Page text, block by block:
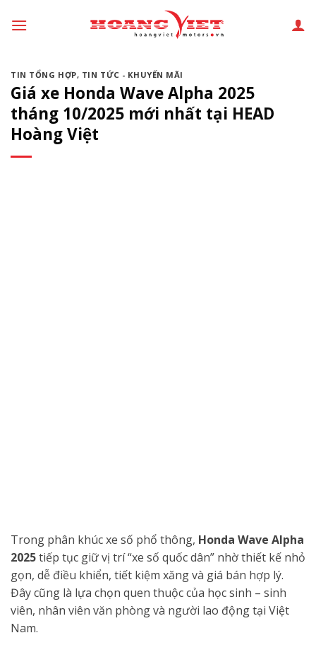
đến
dungTIN TỔNG HỢP, TIN TỨC - KHUYẾN MÃI
Giá xe Honda Wave Alpha 2025
tháng 10/2025 mới nhất tại HEAD
Hoàng Việt
Trong phân khúc xe số phổ thông, Honda Wave Alpha
2025tiếp tục giữ vị trí “xe số quốc dân” nhờ thiết kế nhỏ
gọn, dễ điều khiển, tiết kiệm xăng và giá bán hợp lý.
Đây cũng là lựa chọn quen thuộc của học sinh – sinh
viên, nhân viên văn phòng và người lao động tại Việt
Nam.